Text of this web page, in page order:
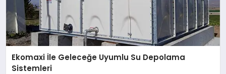
Ekomaxi İle Geleceğe Uyumlu Su Depolama
Sistemleri